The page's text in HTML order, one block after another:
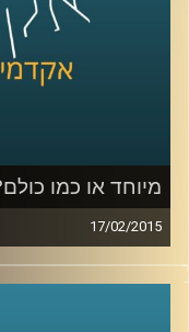
מיוחד או כמו
17/02/2015
דוקטור ירון